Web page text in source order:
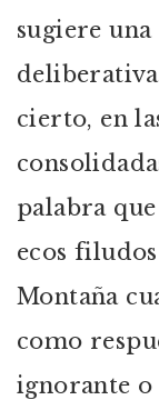
sugiere
cierto, en
palabra
ecos
Montaña
como
ignorante